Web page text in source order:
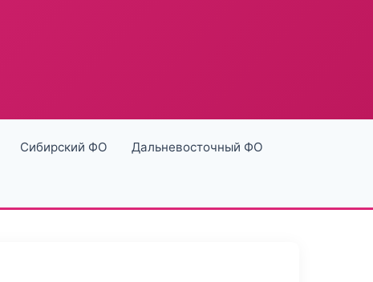
Сибирский ФО Дальневосточный ФО